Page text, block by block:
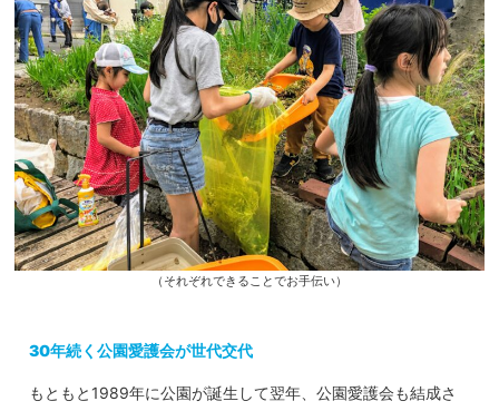
（それぞれできることでお手伝い）
30年続く公園愛護会が世代交代
もともと1989年に公園が誕生して翌年、公園愛護会も結成さ